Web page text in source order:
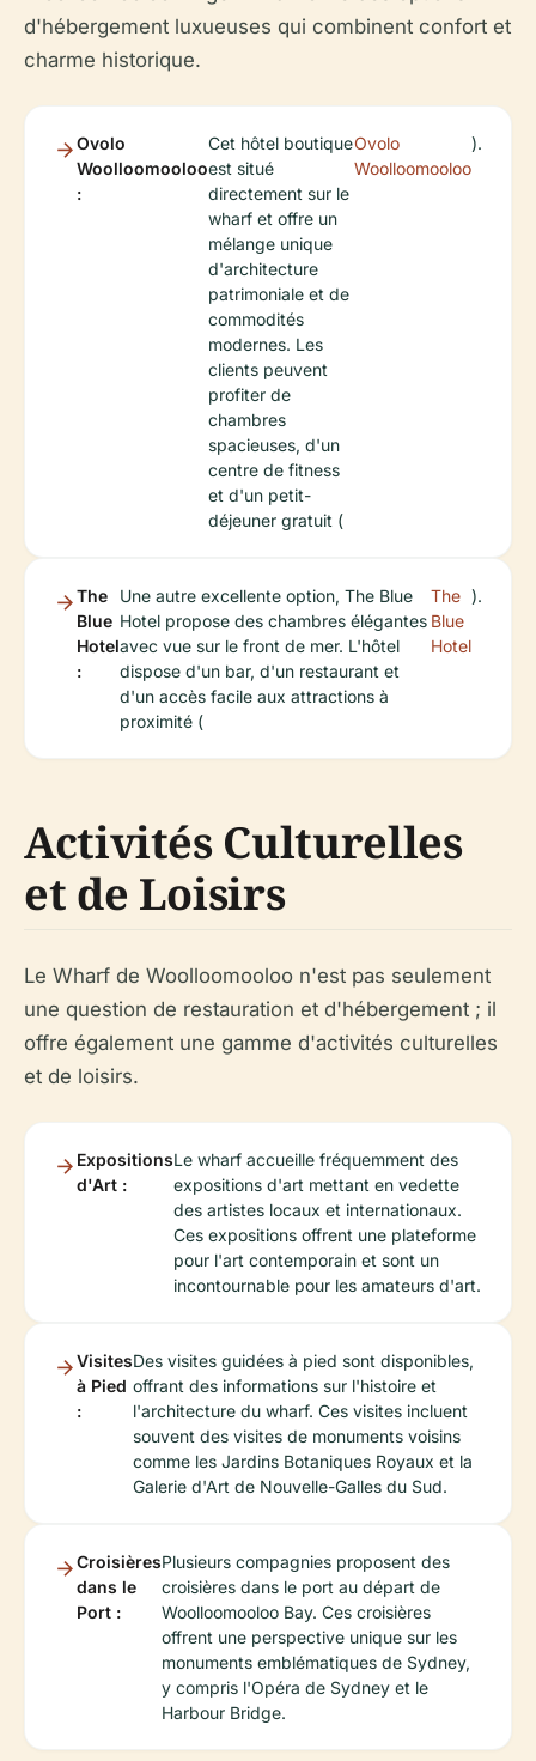
d'hébergement luxueuses qui combinent confort et
charme historique.
Ovolo
Woolloomooloo
:
Cet hôtel boutique
est situé
directement sur le
wharf et offre un
mélange unique
d'architecture
patrimoniale et de
commodités
modernes. Les
clients peuvent
profiter de
chambres
spacieuses, d'un
centre de fitness
et d'un petit-
déjeuner gratuit (
Ovolo
Woolloomooloo
).
The
Blue
Hotel
:
Une autre excellente option, The Blue
Hotel propose des chambres élégantes
avec vue sur le front de mer. L'hôtel
dispose d'un bar, d'un restaurant et
d'un accès facile aux attractions à
proximité (
The
Blue
Hotel
).
Activités Culturelles
et de Loisirs
Le Wharf de Woolloomooloo n'est pas seulement
une question de restauration et d'hébergement ; il
offre également une gamme d'activités culturelles
et de loisirs.
Expositions
d'Art :
Le wharf accueille fréquemment des
expositions d'art mettant en vedette
des artistes locaux et internationaux.
Ces expositions offrent une plateforme
pour l'art contemporain et sont un
incontournable pour les amateurs d'art.
Visites
à Pied
:
Des visites guidées à pied sont disponibles,
offrant des informations sur l'histoire et
l'architecture du wharf. Ces visites incluent
souvent des visites de monuments voisins
comme les Jardins Botaniques Royaux et la
Galerie d'Art de Nouvelle-Galles du Sud.
Croisières
dans le
Port :
Plusieurs compagnies proposent des
croisières dans le port au départ de
Woolloomooloo Bay. Ces croisières
offrent une perspective unique sur les
monuments emblématiques de Sydney,
y compris l'Opéra de Sydney et le
Harbour Bridge.